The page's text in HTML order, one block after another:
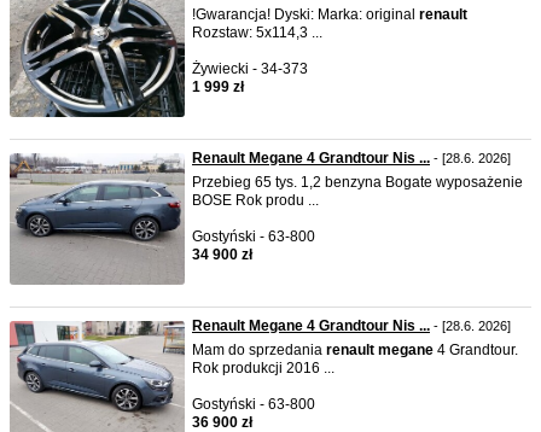
!Gwarancja! Dyski: Marka: original renault
Rozstaw: 5x114,3 ...
Żywiecki - 34-373
1 999 zł
Renault Megane 4 Grandtour Nis ... - [28.6. 2026]
Przebieg 65 tys. 1,2 benzyna Bogate wyposażenie
BOSE Rok produ ...
Gostyński - 63-800
34 900 zł
Renault Megane 4 Grandtour Nis ... - [28.6. 2026]
Mam do sprzedania renault megane 4 Grandtour.
Rok produkcji 2016 ...
Gostyński - 63-800
36 900 zł